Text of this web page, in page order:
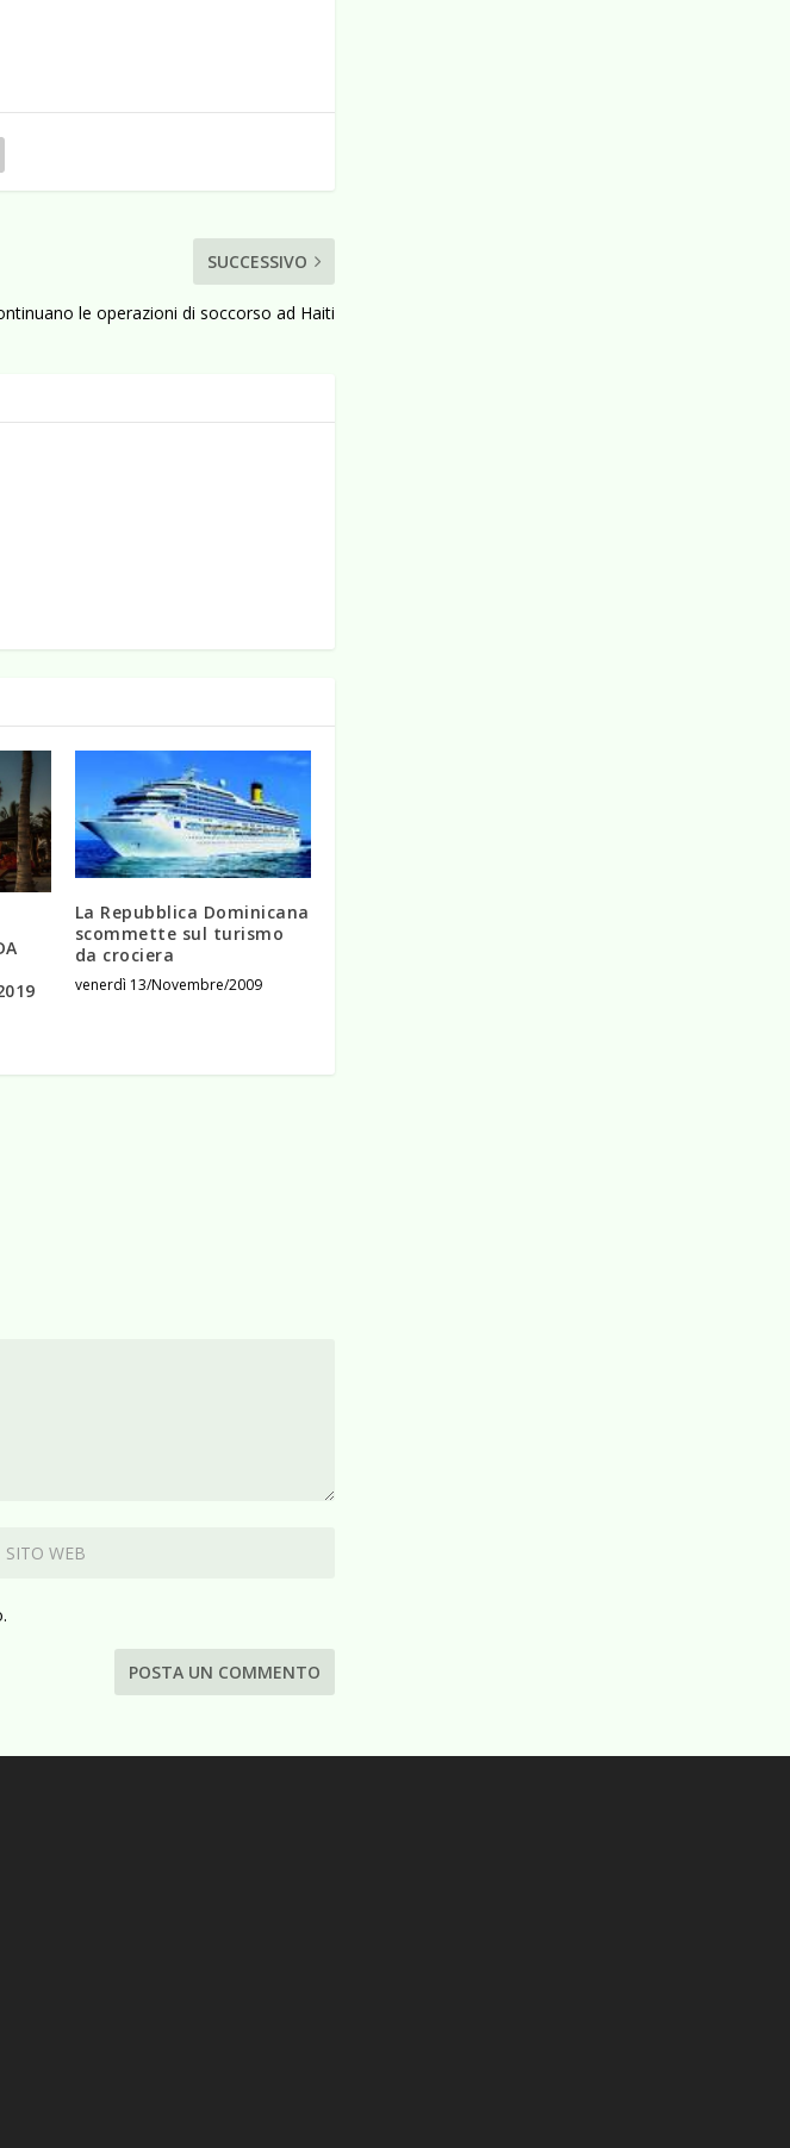
SUCCESSIVO
le operazioni di soccorso ad Haiti
La Repubblica Dominicana
scommette sul turismo
da crociera
venerdì 13/Novembre/2009